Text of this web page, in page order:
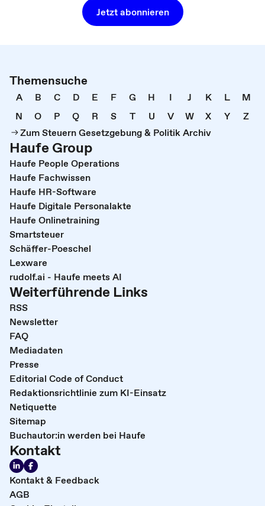
Jetzt abonnieren
Themensuche
A B C D E F G H I J K L
M
N
O P Q R S T U V W X Y
Z
Zum Steuern Gesetzgebung & Politik Archiv
Haufe Group
Haufe People Operations
Haufe Fachwissen
Haufe HR-Software
Haufe Digitale Personalakte
Haufe Onlinetraining
Smartsteuer
Schäffer-Poeschel
Lexware
rudolf.ai - Haufe meets AI
Weiterführende Links
RSS
Newsletter
FAQ
Mediadaten
Presse
Editorial Code of Conduct
Redaktionsrichtlinie zum KI-Einsatz
Netiquette
Sitemap
Buchautor:in werden bei Haufe
Kontakt
Kontakt & Feedback
AGB